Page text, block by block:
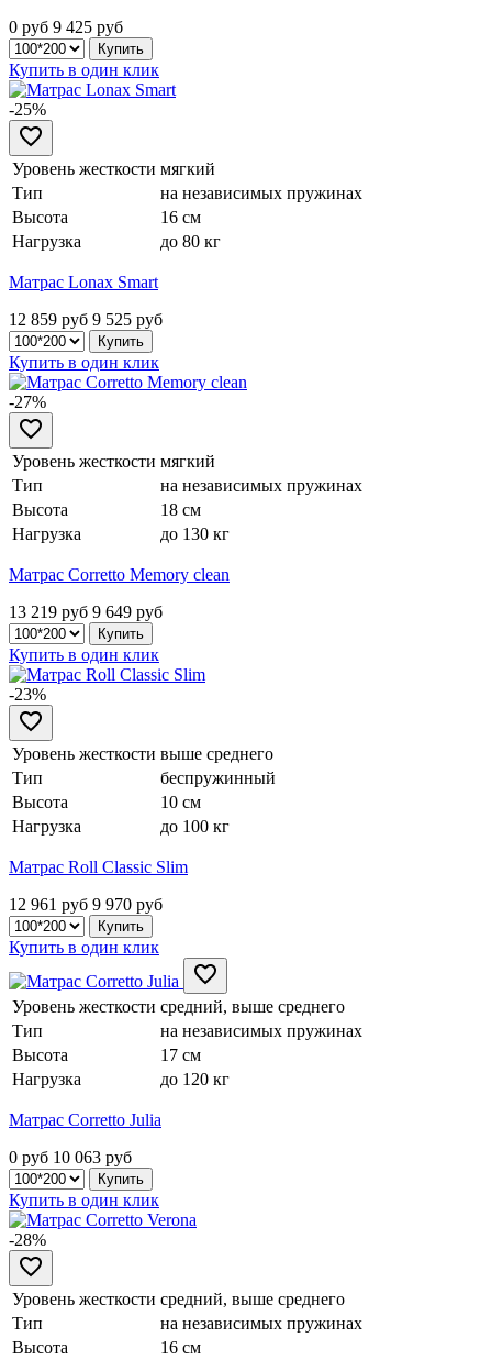
0 руб 9 425 руб
Купить в один клик
-25%
Уровень жесткости мягкий
Тип
на независимых пружинах
Высота
16 см
Нагрузка
до 80 кг
Матрас Lonax Smart
12 859 руб 9 525 руб
Купить в один клик
-27%
Уровень жесткости мягкий
Тип
на независимых пружинах
Высота
18 см
Нагрузка
до 130 кг
Матрас Corretto Memory clean
13 219 руб 9 649 руб
Купить в один клик
-23%
Уровень жесткости выше среднего
Тип
беспружинный
Высота
10 см
Нагрузка
до 100 кг
Матрас Roll Classic Slim
12 961 руб 9 970 руб
Купить в один клик
Уровень жесткости средний, выше среднего
Тип
на независимых пружинах
Высота
17 см
Нагрузка
до 120 кг
Матрас Corretto Julia
0 руб 10 063 руб
Купить в один клик
-28%
Уровень жесткости средний, выше среднего
Тип
на независимых пружинах
Высота
16 см